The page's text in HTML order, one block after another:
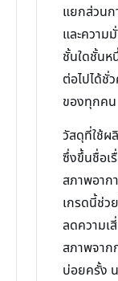
แยกส่วนก
และความ
ชั้นใดชั้นห
ต่อไปได้ชั่
ของทุกคน
วัสดุที่ใช้ผ
ซึ่งขึ้นชื่อเ
สภาพอาก
เกรดนี้ช่ว
ลดความเ
สภาพจาก
บ่อยครั้ง